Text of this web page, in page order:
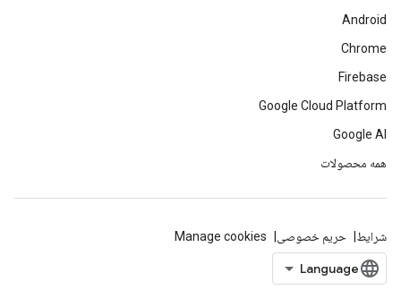
Android
Chrome
Firebase
Google Cloud Platform
Google AI
همه محصولات
شرایط حریم خصوصی Manage cookies